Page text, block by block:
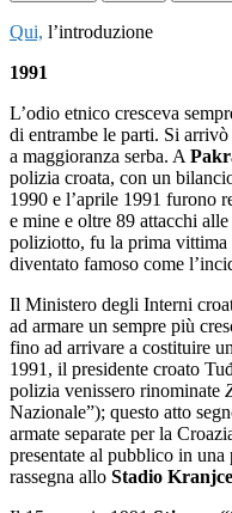
Qui, l’introduzione
1991
L’odio etnico cresceva
di entrambe le parti. Si
a maggioranza serba. A
polizia croata, con un
1990 e l’aprile 1991 furono
e mine e oltre 89 attacchi
poliziotto, fu la prima vittima
diventato famoso come
Il Ministero degli Interni
ad armare un sempre più
fino ad arrivare a costituire
1991, il presidente croato
polizia venissero rinominate
Nazionale”); questo atto
armate separate per la
presentate al pubblico in una
rassegna allo Stadio